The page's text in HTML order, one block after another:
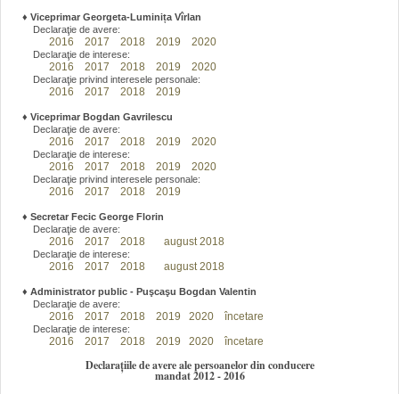
♦ Viceprimar Georgeta-Luminița Vîrlan
Declaraţie de avere:
2016 2017 2018 2019 2020
Declaraţie de interese:
2016 2017 2018 2019 2020
Declaraţie privind interesele personale:
2016 2017 2018 2019
♦ Viceprimar Bogdan Gavrilescu
Declaraţie de avere:
2016 2017 2018 2019 2020
Declaraţie de interese:
2016 2017 2018 2019 2020
Declaraţie privind interesele personale:
2016 2017 2018 2019
♦ Secretar Fecic George Florin
Declaraţie de avere:
2016 2017 2018 august 2018
Declaraţie de interese:
2016 2017 2018 august 2018
♦ Administrator public - Puşcaşu Bogdan Valentin
Declaraţie de avere:
2016 2017 2018 2019 2020 încetare
Declaraţie de interese:
2016 2017 2018 2019 2020 încetare
Declarațiile de avere ale persoanelor din conducere
mandat 2012 - 2016